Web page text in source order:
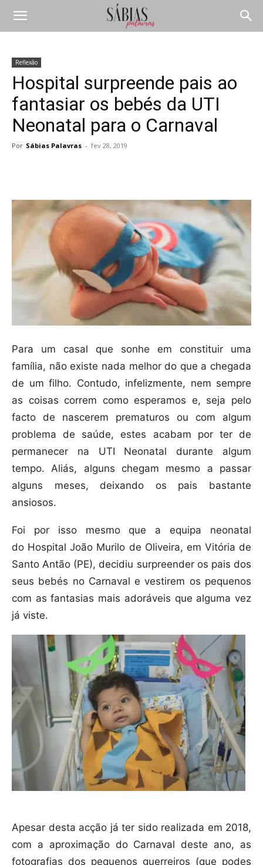
Reflexão
Hospital surpreende pais ao
fantasiar os bebés da UTI
Neonatal para o Carnaval
Por Sábias Palavras - fev 28, 2019
Para um casal que sonhe em constituir uma
família, não existe nada melhor do que a chegada
de um filho. Contudo, infelizmente, nem sempre
as coisas correm como esperamos e, seja pelo
facto de nascerem prematuros ou com algum
problema de saúde, estes acabam por ter de
permanecer na UTI Neonatal durante algum
tempo. Aliás, alguns chegam mesmo a passar
alguns meses, deixando os pais bastante
ansiosos.
Foi por isso mesmo que a equipa neonatal
do Hospital João Murilo de Oliveira, em Vitória de
Santo Antão (PE), decidiu surpreender os pais dos
seus bebés no Carnaval e vestirem os pequenos
com as fantasias mais adoráveis que alguma vez
já viste.
Apesar desta acção já ter sido realizada em 2018,
com a aproximação do Carnaval deste ano, as
fotografias dos pequenos guerreiros (que podes